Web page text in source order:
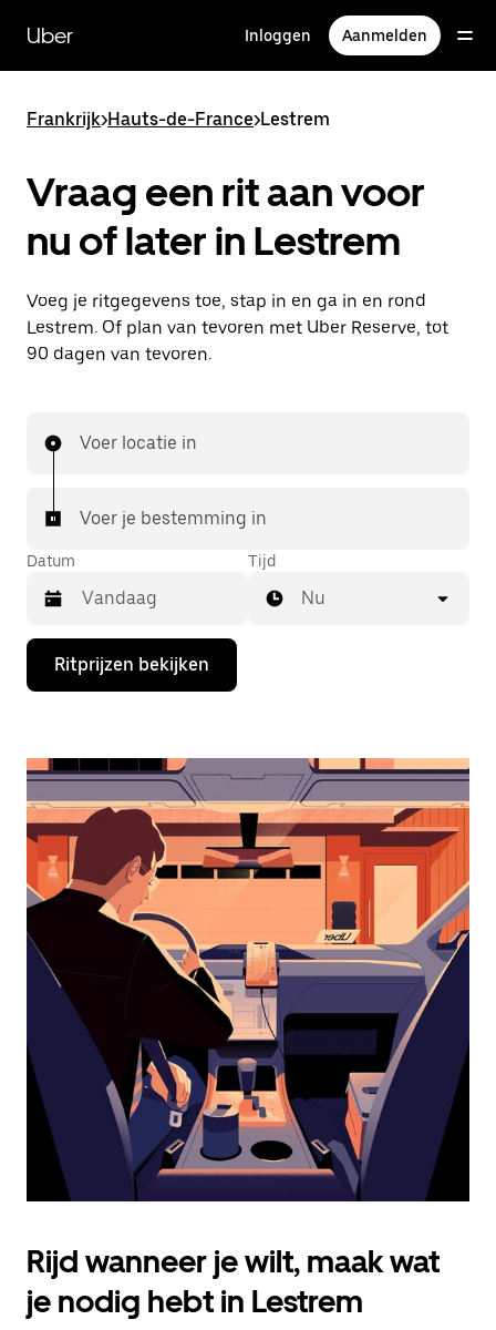
naar
hoofdinhoud
Uber Inloggen Aanmelden
Frankrijk>Hauts-de-France>Lestrem
Vraag een rit aan voor
nu of later in Lestrem
Voeg je ritgegevens toe, stap in en ga in en rond
Lestrem. Of plan van tevoren met Uber Reserve, tot
90 dagen van tevoren.
Voer locatie in
Voer je bestemming in
Datum
Druk
de
de
te
openen
een
datum
te
selecteren.
Druk
Escape
agenda
te
sluiten.
Tijd
Nu
Ritprijzen bekijken
Rijd wanneer je wilt, maak wat
je nodig hebt in Lestrem